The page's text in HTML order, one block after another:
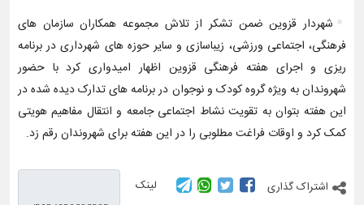
شهردار قزوین ضمن تشکر از تلاش مجموعه همکاران سازمان های
فرهنگی، اجتماعی ورزشی، زیباسازی و سایر حوزه های شهرداری در برنامه
ریزی و اجرای هفته فرهنگی قزوین اظهار امیدواری کرد با حضور
شهروندان به ویژه گروه کودک و نوجوان در برنامه های تدارک دیده شده در
این هفته بتوان به تقویت نشاط اجتماعی جامعه و انتقال مفاهیم هویتی
کمک کرد و اوقات فراغت مطلوبی را در این هفته برای شهروندان رقم زد.
اشتراک گذاری لینک